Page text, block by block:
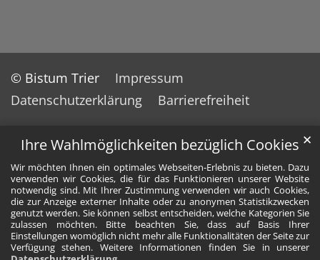
Ihre Wahlmöglichkeiten bezüglich Cookies
Wir möchten Ihnen ein optimales Webseiten-Erlebnis zu bieten. Dazu
verwenden wir Cookies, die für das Funktionieren unserer Website
notwendig sind. Mit Ihrer Zustimmung verwenden wir auch Cookies,
die zur Anzeige externer Inhalte oder zu anonymen Statistikzwecken
genutzt werden. Sie können selbst entscheiden, welche Kategorien Sie
zulassen möchten. Bitte beachten Sie, dass auf Basis Ihrer
Einstellungen womöglich nicht mehr alle Funktionalitäten der Seite zur
Verfügung stehen. Weitere Informationen finden Sie in unserer
✕
© Bistum Trier
Impressum
Datenschutzerklärung
Barrierefreiheit